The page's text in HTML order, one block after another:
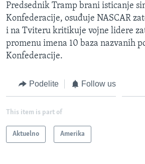
Predsednik Tramp brani isticanje
Konfederacije, osuđuje NASCAR
i na Tviteru kritikuje vojne lidere
promenu imena 10 baza nazvanih
Konfederacije.
Podelite Follow us
This item is part of
Aktuelno Amerika